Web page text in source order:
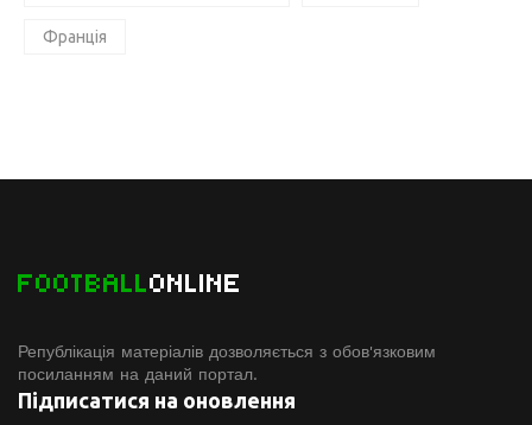
Франція
FOOTBALLONLINE
Републікація матеріалів дозволяється з обов'язковим
посиланням на даний портал.
Підписатися на оновлення